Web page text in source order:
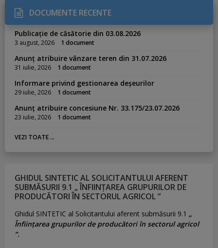
DOCUMENTE RECENTE
Publicație de căsătorie din 03.08.2026
3 august, 2026 1 document
Anunț atribuire vânzare teren din 31.07.2026
31 iulie, 2026 1 document
Informare privind gestionarea deșeurilor
29 iulie, 2026 1 document
Anunț atribuire concesiune Nr. 33.175/23.07.2026
23 iulie, 2026 1 document
VEZI TOATE ...
GHIDUL SINTETIC AL SOLICITANTULUI AFERENT
SUBMĂSURII 9.1 „ ÎNFIINȚAREA GRUPURILOR DE
PRODUCĂTORI ÎN SECTORUL AGRICOL ”
Ghidul SINTETIC al Solicitantului aferent submăsurii 9.1 „
Înființarea grupurilor de producători în sectorul agricol
”.